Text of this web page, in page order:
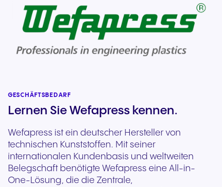
GESCHÄFTSBEDARF
Lernen Sie Wefapress kennen.
Wefapress ist ein deutscher Hersteller von
technischen Kunststoffen. Mit seiner
internationalen Kundenbasis und weltweiten
Belegschaft benötigte Wefapress eine All-in-
One-Lösung, die die Zentrale,